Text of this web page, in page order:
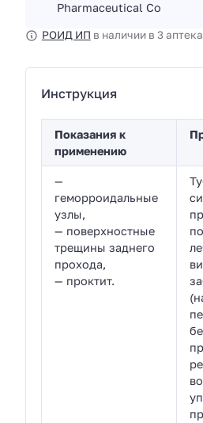
Pharmaceutical Co
РОИД ИП в наличии в 3
Инструкция
Показания к
применению
—
геморроидальные
узлы,
— поверхностные
трещины заднего
прохода,
— проктит.